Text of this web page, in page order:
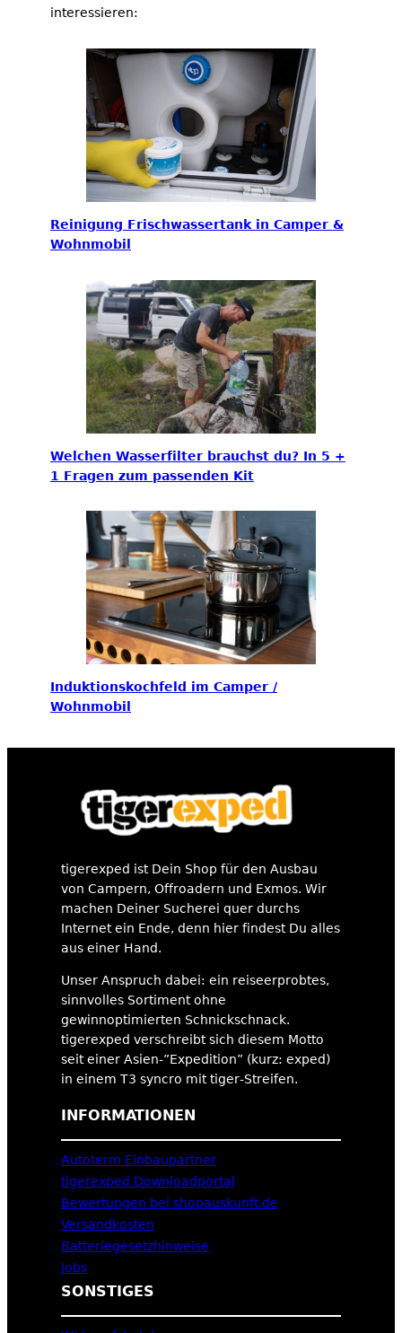
interessieren:
Reinigung Frischwassertank in Camper &
Wohnmobil
Welchen Wasserfilter brauchst du? In 5 +
1 Fragen zum passenden Kit
Induktionskochfeld im Camper /
Wohnmobil
tigerexped ist Dein Shop für den Ausbau
von Campern, Offroadern und Exmos. Wir
machen Deiner Sucherei quer durchs
Internet ein Ende, denn hier findest Du alles
aus einer Hand.
Unser Anspruch dabei: ein reiseerprobtes,
sinnvolles Sortiment ohne
gewinnoptimierten Schnickschnack.
tigerexped verschreibt sich diesem Motto
seit einer Asien-”Expedition” (kurz: exped)
in einem T3 syncro mit tiger-Streifen.
INFORMATIONEN
Autoterm Einbaupartner
tigerexped Downloadportal
Bewertungen bei shopauskunft.de
Versandkosten
Batteriegesetzhinweise
Jobs
SONSTIGES